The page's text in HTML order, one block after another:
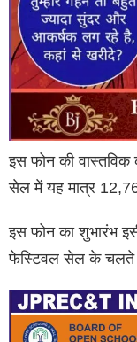
इस फोन की
सेल में यह मात्र
इस फोन का शुभारंभ
फेस्टिवल सेल के चलते